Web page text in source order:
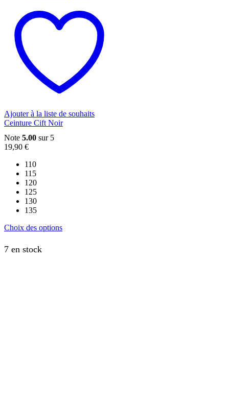
plusieurs
variations.
Les
options
peuvent
être
choisies
du
produit
Ajouter à la liste de souhaits
Ceinture Cift Noir
Note 5.00 sur 5
19,90 €
110
115
120
125
130
135
Choix des optionsCe
7 en stock